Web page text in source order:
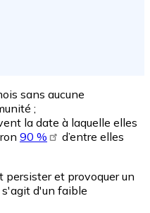
sans aucune
;
la date à laquelle elles
90 %
d’entre elles
et provoquer un
s'agit d'un faible